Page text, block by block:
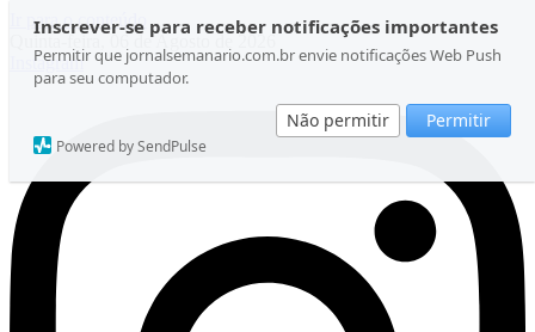
Inscrever-se para receber notificações importantes
Permitir que jornalsemanario.com.br envie notificações Web Push
para seu computador.
Não permitir Permitir
Powered by SendPulse
Ir para o conteúdo
Quinta-feira, 06 de Agosto de 2026
Instagram